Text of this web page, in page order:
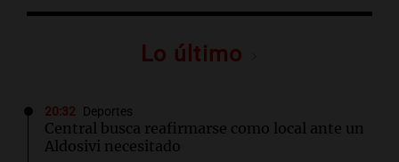
Lo último
20:32 Deportes
Central busca reafirmarse como local ante un
Aldosivi necesitado